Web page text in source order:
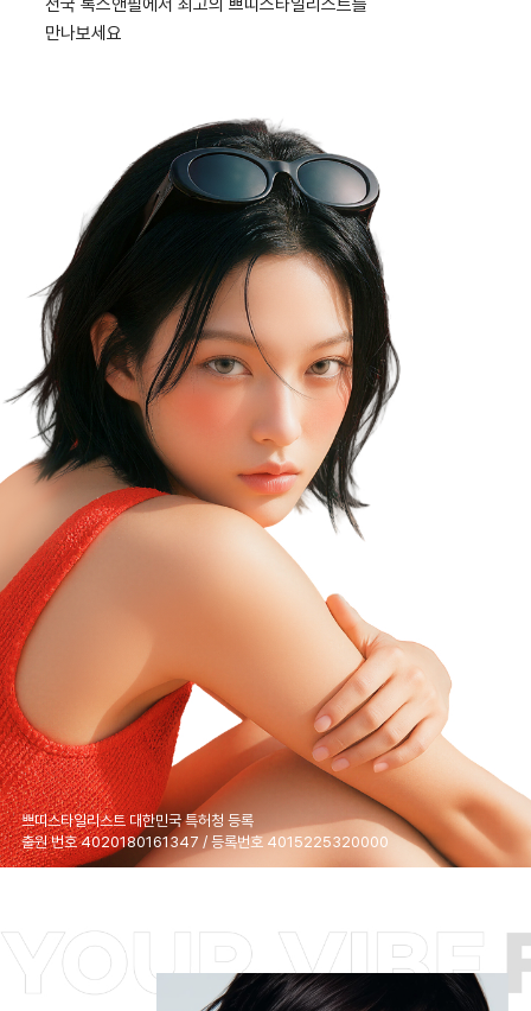
전국 톡스앤필에서 최고의 쁘띠스타일리스트를
만나보세요
쁘띠스타일리스트 대한민국 특허청 등록
출원 번호 4020180161347 / 등록번호 4015225320000